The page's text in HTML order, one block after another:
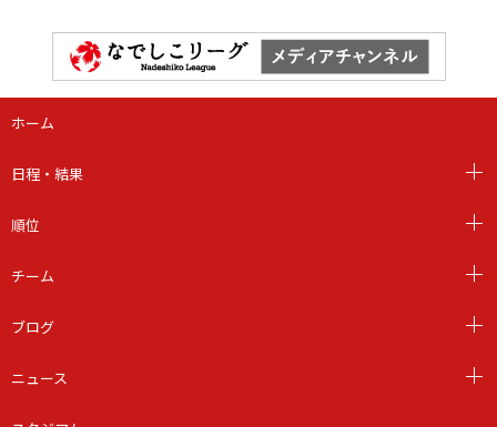
ホーム
日程・結果
順位
チーム
ブログ
ニュース